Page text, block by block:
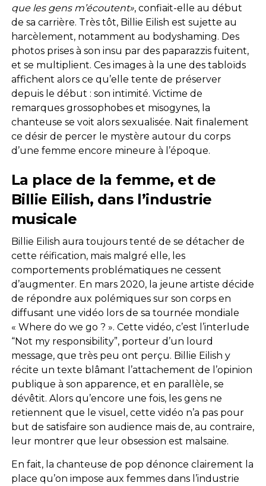
que les gens m’écoutent», confiait-elle au début
de sa carrière. Très tôt, Billie Eilish est sujette au
harcèlement, notamment au bodyshaming. Des
photos prises à son insu par des paparazzis fuitent,
et se multiplient. Ces images à la une des tabloïds
affichent alors ce qu’elle tente de préserver
depuis le début : son intimité. Victime de
remarques grossophobes et misogynes, la
chanteuse se voit alors sexualisée. Nait finalement
ce désir de percer le mystère autour du corps
d’une femme encore mineure à l’époque.
La place de la femme, et de
Billie Eilish, dans l’industrie
musicale
Billie Eilish aura toujours tenté de se détacher de
cette réification, mais malgré elle, les
comportements problématiques ne cessent
d’augmenter. En mars 2020, la jeune artiste décide
de répondre aux polémiques sur son corps en
diffusant une vidéo lors de sa tournée mondiale
« Where do we go ? ». Cette vidéo, c’est l’interlude
“Not my responsibility”, porteur d’un lourd
message, que très peu ont perçu. Billie Eilish y
récite un texte blâmant l’attachement de l’opinion
publique à son apparence, et en parallèle, se
dévêtit. Alors qu’encore une fois, les gens ne
retiennent que le visuel, cette vidéo n’a pas pour
but de satisfaire son audience mais de, au contraire,
leur montrer que leur obsession est malsaine.
En fait, la chanteuse de pop dénonce clairement la
place qu’on impose aux femmes dans l’industrie